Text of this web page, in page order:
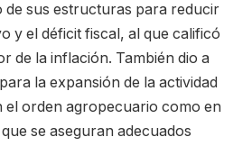
de sus estructuras para reducir
y el déficit fiscal, al que calificó
de la inflación. También dio a
la expansión de la actividad
el orden agropecuario como en
se aseguran adecuados